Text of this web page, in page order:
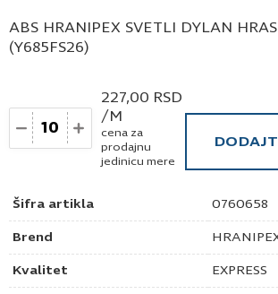
Šifra artikla 0760658
Brend
Kvalitet EXPRESS
ABS HRANIPEX SVETLI DYLAN
(Y685FS26)
Količina
227,00 RSD
/M
cena za
prodajnu
jedinicu mere